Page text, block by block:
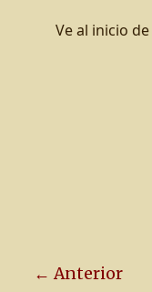
Ve al inicio de
← Anterior